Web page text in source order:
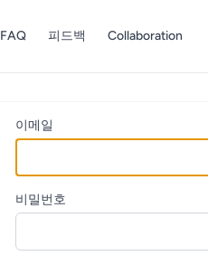
FAQ 피드백 Collaboration
이메일
비밀번호